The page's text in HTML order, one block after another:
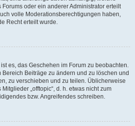
oder ein anderer Administrator erteilt
volle Moderationsberechtigungen haben,
Recht erteilt wurde.
es, das Geschehen im Forum zu beobachten.
Beiträge zu ändern und zu löschen und
zu verschieben und zu teilen. Üblicherweise
„offtopic“, d. h. etwas nicht zum
bzw. Angreifendes schreiben.